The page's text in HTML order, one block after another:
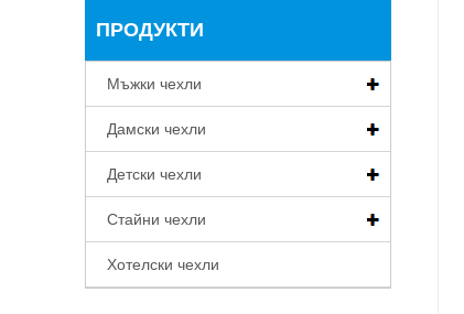
ПРОДУКТИ
Мъжки чехли
Дамски чехли
Детски чехли
Стайни чехли
Хотелски чехли